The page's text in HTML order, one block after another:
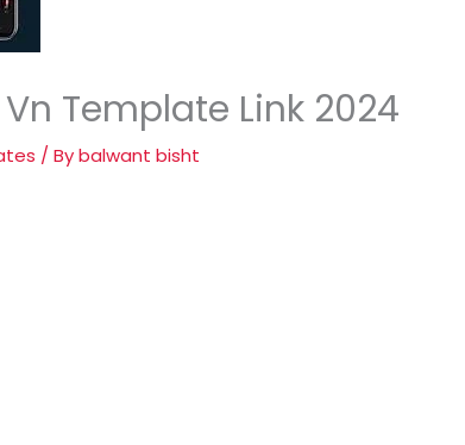
Template Link 2024
/ Bybalwant bisht